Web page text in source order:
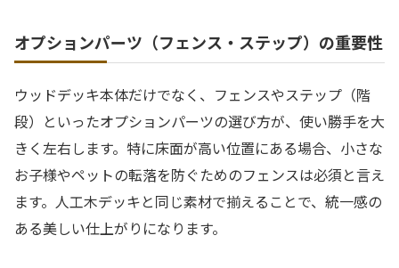
オプションパーツ（フェンス・ステップ）の重要性
ウッドデッキ本体だけでなく、フェンスやステップ（階
段）といったオプションパーツの選び方が、使い勝手を大
きく左右します。特に床面が高い位置にある場合、小さな
お子様やペットの転落を防ぐためのフェンスは必須と言え
ます。人工木デッキと同じ素材で揃えることで、統一感の
ある美しい仕上がりになります。